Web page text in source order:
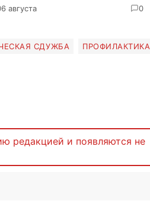
6 августа 0
СДУЖБА
ПРОФИЛАКТИКА
редакцией и появляются не